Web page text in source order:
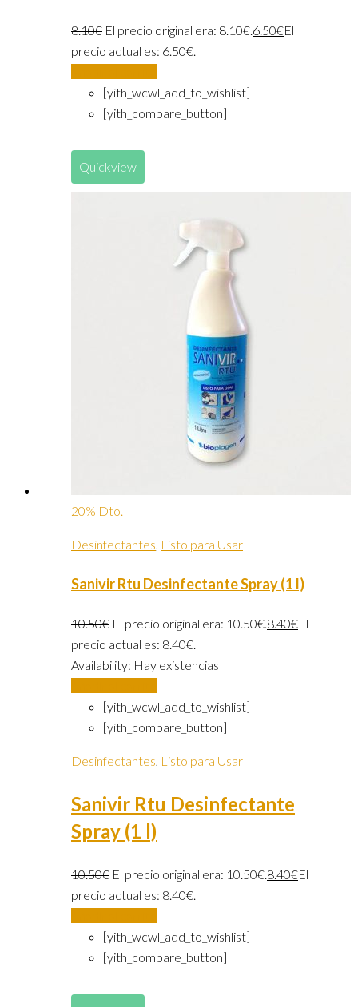
8.10€ El precio original era: 8.10€.6.50€El
precio actual es: 6.50€.
[yith_wcwl_add_to_wishlist]
[yith_compare_button]
Quickview
20% Dto.
Desinfectantes, Listo para Usar
Sanivir Rtu Desinfectante Spray (1 l)
10.50€ El precio original era: 10.50€.8.40€El
precio actual es: 8.40€.
Availability: Hay existencias
[yith_wcwl_add_to_wishlist]
[yith_compare_button]
Desinfectantes, Listo para Usar
Sanivir Rtu Desinfectante
Spray (1 l)
10.50€ El precio original era: 10.50€.8.40€El
precio actual es: 8.40€.
[yith_wcwl_add_to_wishlist]
[yith_compare_button]